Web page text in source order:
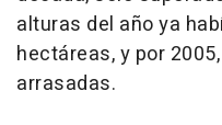
alturas del año ya
hectáreas, y por
arrasadas.